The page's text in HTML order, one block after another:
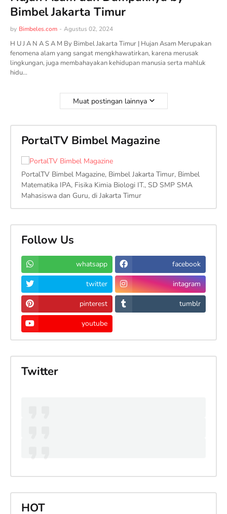
Bimbel Jakarta Timur
by Bimbeles.com - Agustus 02, 2024
H U J A N A S A M By Bimbel Jakarta Timur | Hujan Asam Merupakan
fenomena alam yang sangat mengkhawatirkan, karena merusak
lingkungan, juga membahayakan kehidupan manusia serta mahluk
hidu…
Muat postingan lainnya
PortalTV Bimbel Magazine
PortalTV Bimbel Magazine, Bimbel Jakarta Timur, Bimbel
Matematika IPA, Fisika Kimia Biologi IT., SD SMP SMA
Mahasiswa dan Guru, di Jakarta Timur
Follow Us
whatsapp facebook
twitter intagram
pinterest tumblr
youtube
Twitter
HOT